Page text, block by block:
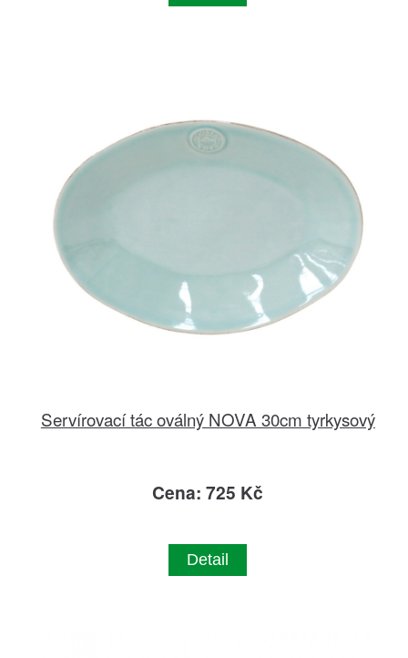
Servírovací tác oválný NOVA 30cm tyrkysový
Cena: 725 Kč
Detail